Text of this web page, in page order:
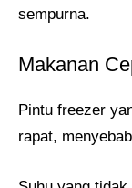
sempurna.
Makanan
Pintu freezer
rapat,